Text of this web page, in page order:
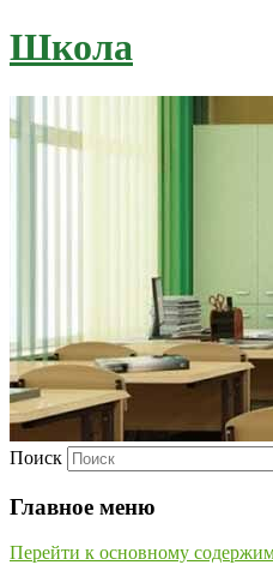
Школа
Поиск
Главное меню
Перейти к основному